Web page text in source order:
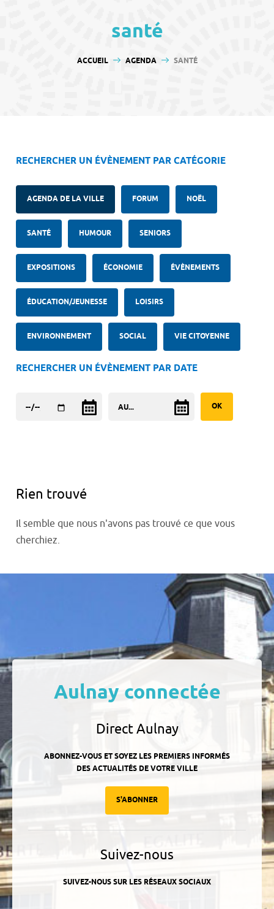
santé
VOUS ÊTES ICI :
ACCUEIL AGENDA SANTÉ
RECHERCHER UN ÉVÈNEMENT PAR CATÉGORIE
AGENDA DE LA VILLE FORUM NOËL
SANTÉ HUMOUR SENIORS
EXPOSITIONS ÉCONOMIE ÉVÈNEMENTS
ÉDUCATION/JEUNESSE LOISIRS
ENVIRONNEMENT SOCIAL VIE CITOYENNE
RECHERCHER UN ÉVÈNEMENT PAR DATE
Rien trouvé
Il semble que nous n'avons pas trouvé ce que vous
cherchiez.
Aulnay connectée
Direct Aulnay
ABONNEZ-VOUS ET SOYEZ LES PREMIERS INFORMÉS
DES ACTUALITÉS DE VOTRE VILLE
S'ABONNER
Suivez-nous
SUIVEZ-NOUS SUR LES RÉSEAUX SOCIAUX